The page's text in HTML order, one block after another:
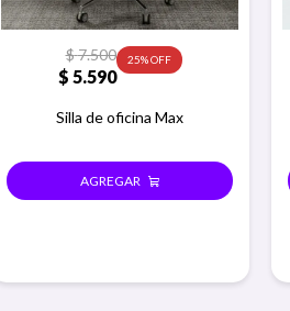
$ 5.590
$7.500 25
Silla de oficina Max